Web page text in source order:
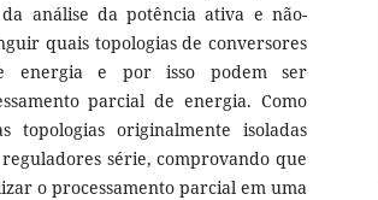
análise da potência ativa e não-
quais topologias de conversores
energia e por isso podem ser
parcial de energia. Como
topologias originalmente isoladas
série, comprovando que
o processamento parcial em uma